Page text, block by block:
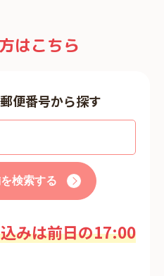
はこちら
便番号から探す
検索する
みは前日の17:00